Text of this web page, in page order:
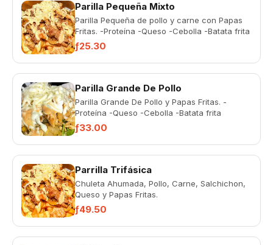
Parilla Pequeña Mixto
Parilla Pequeña de pollo y carne con Papas
Fritas. -Proteína -Queso -Cebolla -Batata frita
ƒ25.30
Parilla Grande De Pollo
Parilla Grande De Pollo y Papas Fritas. -
Proteína -Queso -Cebolla -Batata frita
ƒ33.00
Parrilla Trifásica
Chuleta Ahumada, Pollo, Carne, Salchichon,
Queso y Papas Fritas.
ƒ49.50